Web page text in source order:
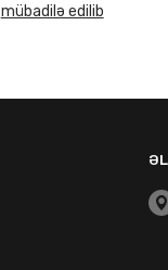
mübadilə edilib